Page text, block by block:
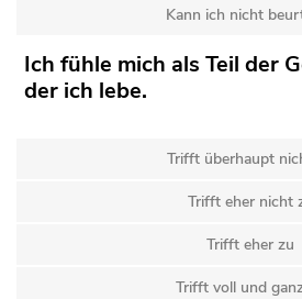
Kann ich nicht
Ich fühle mich als Teil der
der ich lebe.
Trifft überhaupt
Trifft eher nicht
Trifft eher zu
Trifft voll und